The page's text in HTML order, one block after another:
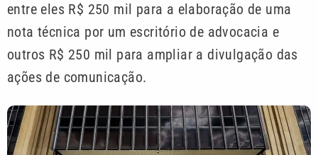
entre eles R$ 250 mil para a elaboração de uma
nota técnica por um escritório de advocacia e
outros R$ 250 mil para ampliar a divulgação das
ações de comunicação.